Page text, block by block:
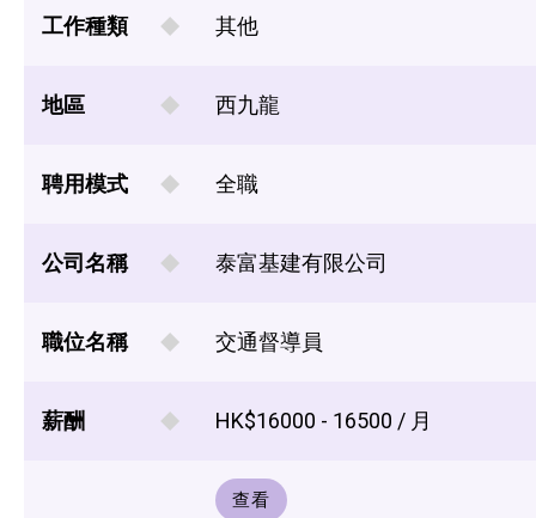
工作種類 其他
地區 西九龍
聘用模式 全職
公司名稱 泰富基建有限公司
職位名稱 交通督導員
薪酬 HK$16000 - 16500 / 月
查看